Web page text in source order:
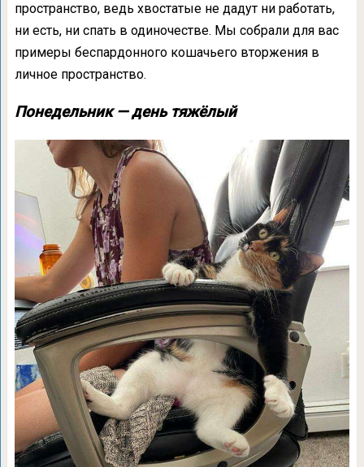
пространство, ведь хвостатые не дадут ни работать,
ни есть, ни спать в одиночестве. Мы собрали для вас
примеры беспардонного кошачьего вторжения в
личное пространство.
Понедельник — день тяжёлый